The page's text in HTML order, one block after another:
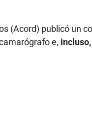
(Acord) publicó un
e,